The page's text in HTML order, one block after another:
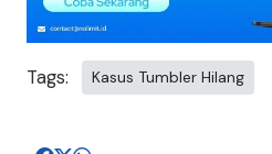
Tags: Kasus Tumbler Hilang